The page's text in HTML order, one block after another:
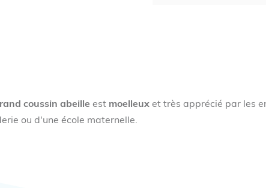
coussin abeille est moelleux et très apprécié par les
ou d'une école maternelle.